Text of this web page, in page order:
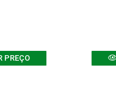
PREÇO